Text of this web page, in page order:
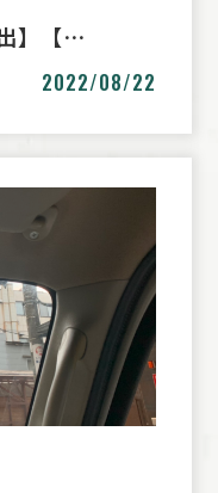
】【…
2022/08/22